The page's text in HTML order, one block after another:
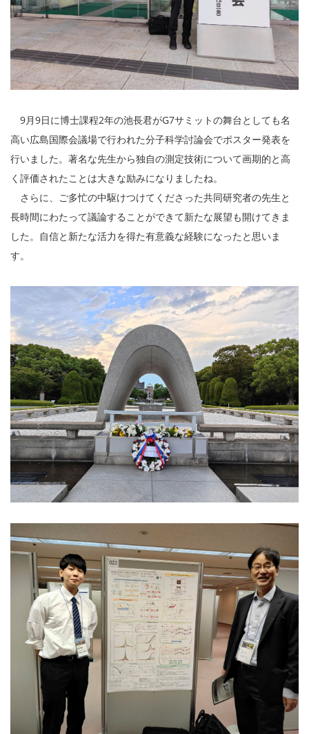
9月9日に博士課程2年の池長君がG7サミットの舞台としても名
高い広島国際会議場で行われた分子科学討論会でポスター発表を
行いました。著名な先生から独自の測定技術について画期的と高
く評価されたことは大きな励みになりましたね。
さらに、ご多忙の中駆けつけてくださった共同研究者の先生と
長時間にわたって議論することができて新たな展望も開けてきま
した。自信と新たな活力を得た有意義な経験になったと思いま
す。